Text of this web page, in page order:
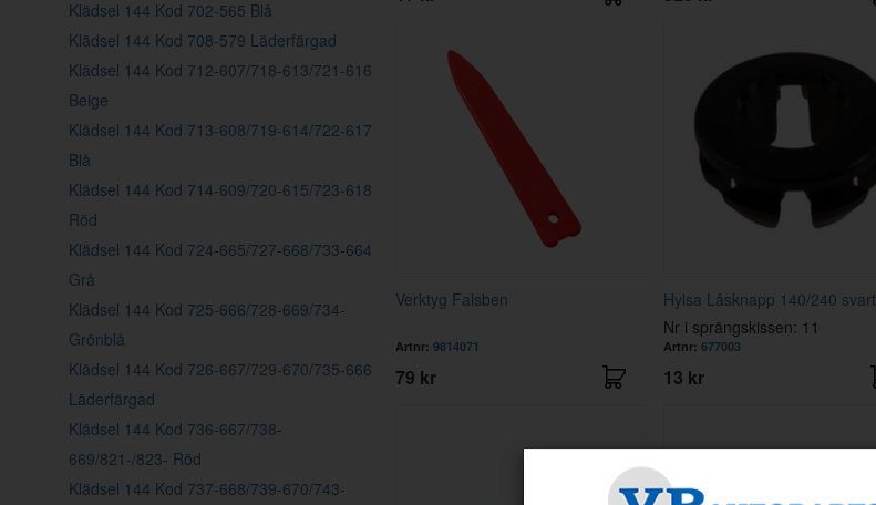
Klädsel 144 Kod 702-565 Blå
Klädsel 144 Kod 708-579 Läderfärgad
Klädsel 144 Kod 712-607/718-613/721-616
Beige
Klädsel 144 Kod 713-608/719-614/722-617
Blå
Klädsel 144 Kod 714-609/720-615/723-618
Röd
Klädsel 144 Kod 724-665/727-668/733-664
Grå
Klädsel 144 Kod 725-666/728-669/734-
Grönblå
Klädsel 144 Kod 726-667/729-670/735-666
Läderfärgad
Klädsel 144 Kod 736-667/738-
669/821-/823- Röd
Klädsel 144 Kod 737-668/739-670/743-
Verktyg Falsben
Artnr: 9814071
79 kr
Hylsa Låsknapp 140/240 svart
Nr i sprängskissen: 11
Artnr: 677003
13 kr